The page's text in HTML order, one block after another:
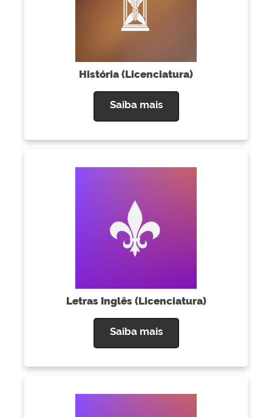
História (Licenciatura)
Saiba mais
Letras Inglês (Licenciatura)
Saiba mais